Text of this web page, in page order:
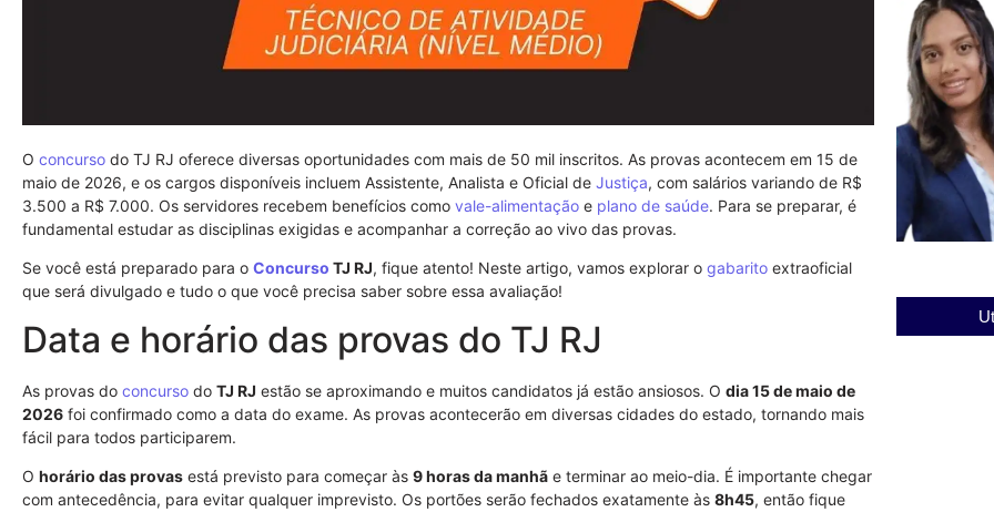
O concurso do TJ RJ oferece diversas oportunidades com mais de 50 mil inscritos. As provas acontecem em 15 de
maio de 2026, e os cargos disponíveis incluem Assistente, Analista e Oficial de Justiça, com salários variando de R$
3.500 a R$ 7.000. Os servidores recebem benefícios como vale-alimentação e plano de saúde. Para se preparar, é
fundamental estudar as disciplinas exigidas e acompanhar a correção ao vivo das provas.
Se você está preparado para o Concurso TJ RJ, fique atento! Neste artigo, vamos explorar o gabarito extraoficial
que será divulgado e tudo o que você precisa saber sobre essa avaliação!
Data e horário das provas do TJ RJ
As provas do concurso do TJ RJ estão se aproximando e muitos candidatos já estão ansiosos. O dia 15 de maio de
2026 foi confirmado como a data do exame. As provas acontecerão em diversas cidades do estado, tornando mais
fácil para todos participarem.
O horário das provas está previsto para começar às 9 horas da manhã e terminar ao meio-dia. É importante chegar
com antecedência, para evitar qualquer imprevisto. Os portões serão fechados exatamente às 8h45, então fique